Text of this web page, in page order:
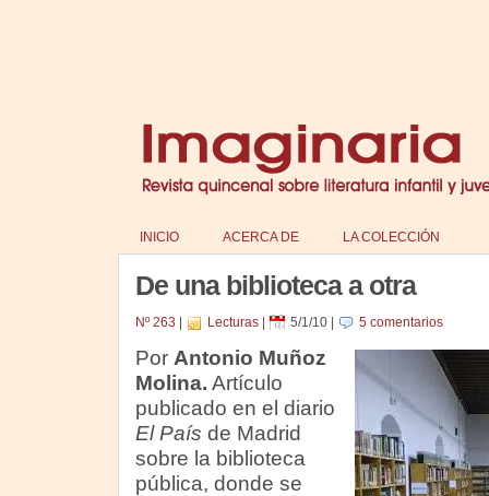
INICIO ACERCA DE LA COLECCIÓN
De una biblioteca a otra
Nº 263 Lecturas| 5/1/10| 5 comentarios
Por Antonio Muñoz
Molina. Artículo
publicado en el diario
El País de Madrid
sobre la biblioteca
pública, donde se